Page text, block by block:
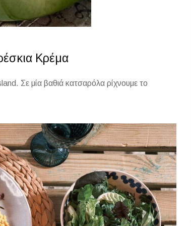
Κρέμα
Σε μία βαθιά κατσαρόλα ρίχνουμε το